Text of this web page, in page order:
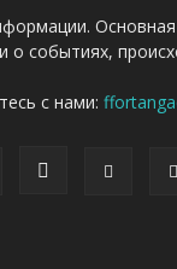
о событиях,
с нами: